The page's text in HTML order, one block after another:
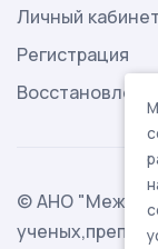
Личный кабинет
Регистрация
© АНО